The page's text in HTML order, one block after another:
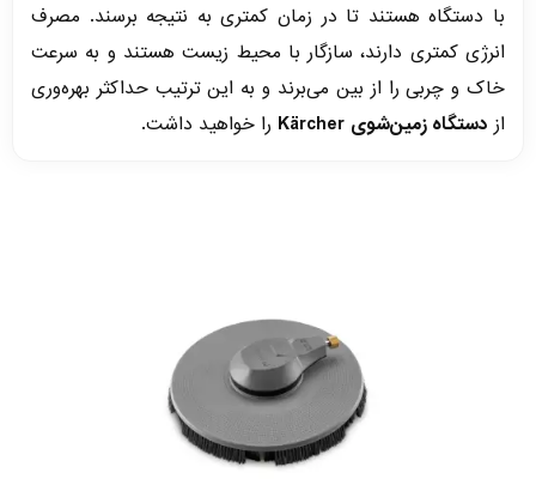
با دستگاه هستند تا در زمان کمتری به نتیجه برسند. مصرف
انرژی کمتری دارند، سازگار با محیط زیست هستند و به سرعت
خاک و چربی را از بین می‌برند و به این ترتیب حداکثر بهره‌وری
از دستگاه زمین‌شوی Kärcher را خواهید داشت.